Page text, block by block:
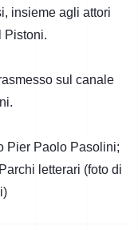
insieme agli attori
Pistoni.
sul canale
Pier Paolo Pasolini;
letterari (foto di